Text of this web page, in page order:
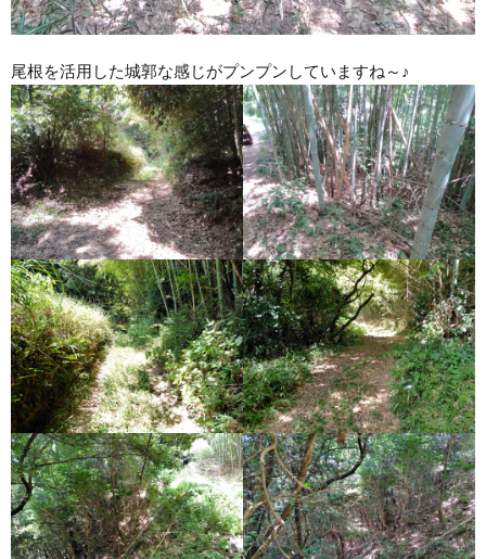
尾根を活用した城郭な感じがプンプンしていますね～♪